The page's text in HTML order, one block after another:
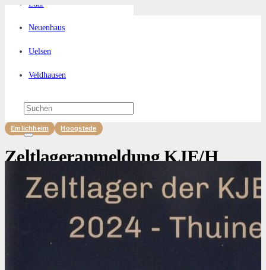
Laar
Neuenhaus
Uelsen
Veldhausen
Emlichheim Hoogstede
Zeltlageranmeldung KJE/H
2024
Veröffentlicht amvor 3 Jahren